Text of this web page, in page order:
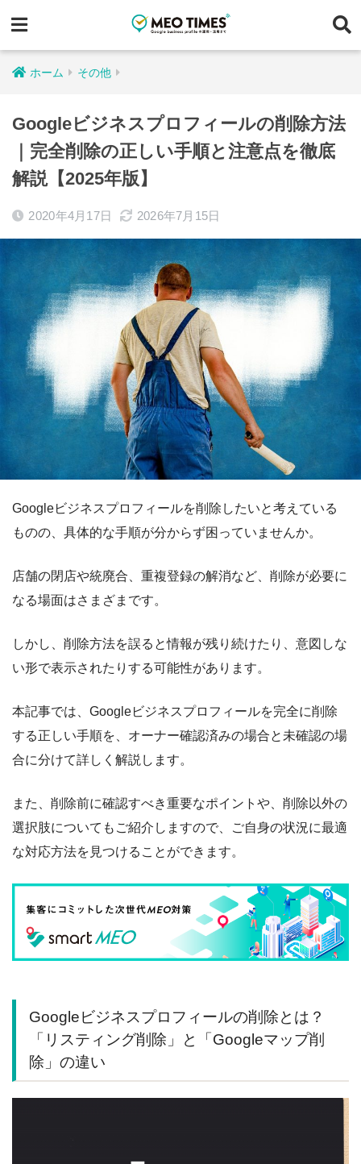
ホーム その他
Googleビジネスプロフィールの削除方法
｜完全削除の正しい手順と注意点を徹底
解説【2025年版】
2020年4月17日 2026年7月15日
Googleビジネスプロフィールを削除したいと考えている
ものの、具体的な手順が分からず困っていませんか。
店舗の閉店や統廃合、重複登録の解消など、削除が必要に
なる場面はさまざまです。
しかし、削除方法を誤ると情報が残り続けたり、意図しな
い形で表示されたりする可能性があります。
本記事では、Googleビジネスプロフィールを完全に削除
する正しい手順を、オーナー確認済みの場合と未確認の場
合に分けて詳しく解説します。
また、削除前に確認すべき重要なポイントや、削除以外の
選択肢についてもご紹介しますので、ご自身の状況に最適
な対応方法を見つけることができます。
Googleビジネスプロフィールの削除とは？
「リスティング削除」と「Googleマップ削
除」の違い